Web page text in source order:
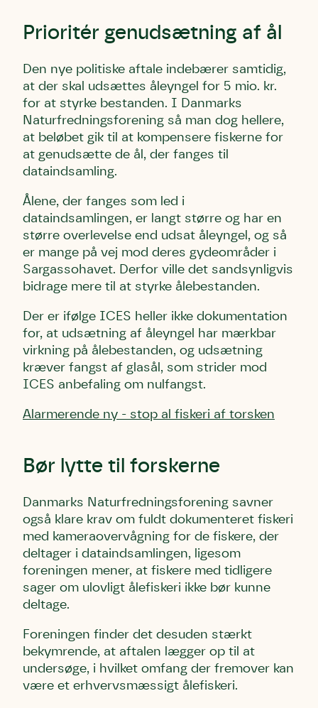
Prioritér genudsætning af ål
Den nye politiske aftale indebærer samtidig,
at der skal udsættes åleyngel for 5 mio. kr.
for at styrke bestanden. I Danmarks
Naturfredningsforening så man dog hellere,
at beløbet gik til at kompensere fiskerne for
at genudsætte de ål, der fanges til
dataindsamling.
Ålene, der fanges som led i
dataindsamlingen, er langt større og har en
større overlevelse end udsat åleyngel, og så
er mange på vej mod deres gydeområder i
Sargassohavet. Derfor ville det sandsynligvis
bidrage mere til at styrke ålebestanden.
Der er ifølge ICES heller ikke dokumentation
for, at udsætning af åleyngel har mærkbar
virkning på ålebestanden, og udsætning
kræver fangst af glasål, som strider mod
ICES anbefaling om nulfangst.
Alarmerende ny - stop al fiskeri af torsken
Bør lytte til forskerne
Danmarks Naturfredningsforening savner
også klare krav om fuldt dokumenteret fiskeri
med kameraovervågning for de fiskere, der
deltager i dataindsamlingen, ligesom
foreningen mener, at fiskere med tidligere
sager om ulovligt ålefiskeri ikke bør kunne
deltage.
Foreningen finder det desuden stærkt
bekymrende, at aftalen lægger op til at
undersøge, i hvilket omfang der fremover kan
være et erhvervsmæssigt ålefiskeri.
Linie 2
mest kendte af de danske
eller brumbasse som mange kalder
den.
Andet punkt
Humlebier bestøver effektivt
blomster og afgrøder i din have.